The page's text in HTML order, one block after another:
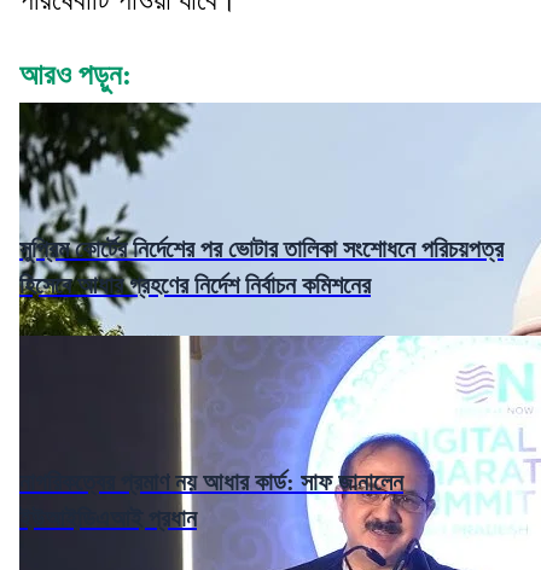
আরও পড়ুন:
সুপ্রিম কোর্টের নির্দেশের পর ভোটার তালিকা সংশোধনে পরিচয়পত্র
হিসেবে আধার গ্রহণের নির্দেশ নির্বাচন কমিশনের
নাগরিকত্বের প্রমাণ নয় আধার কার্ড: সাফ জানালেন
ইউআইডিএআই প্রধান